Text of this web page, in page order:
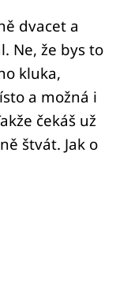
dvacet a
Ne, že bys to
kluka,
a možná i
čekáš už
štvát. Jak o